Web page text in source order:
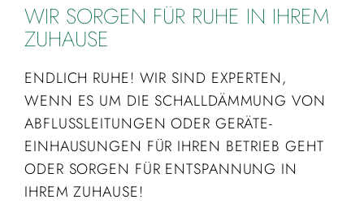
WIR SORGEN FÜR RUHE IN IHREM
ZUHAUSE
ENDLICH RUHE! WIR SIND EXPERTEN,
WENN ES UM DIE SCHALLDÄMMUNG VON
ABFLUSSLEITUNGEN ODER GERÄTE-
EINHAUSUNGEN FÜR IHREN BETRIEB GEHT
ODER SORGEN FÜR ENTSPANNUNG IN
IHREM ZUHAUSE!